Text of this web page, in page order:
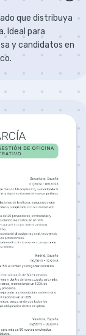
que distribuya
Ideal para
y candidatos en